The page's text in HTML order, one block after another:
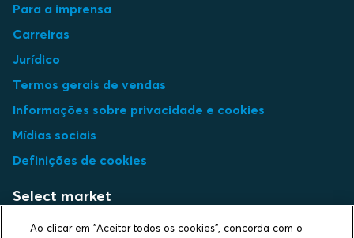
Para a imprensa
Carreiras
Jurídico
Termos gerais de vendas
Informações sobre privacidade e cookies
Mídias sociais
Definições de cookies
Select market
Choose local site
Ao clicar em "Aceitar todos os cookies", concorda com o